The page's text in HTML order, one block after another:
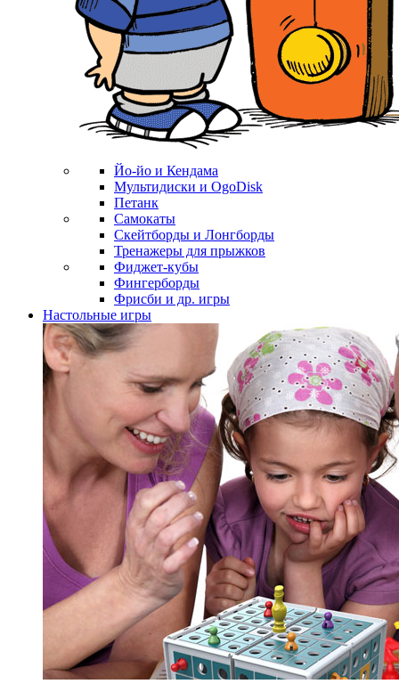
Йо-йо и Кендама
Мультидиски и OgoDisk
Петанк
Самокаты
Скейтборды и Лонгборды
Тренажеры для прыжков
Фиджет-кубы
Фингерборды
Фрисби и др. игры
Настольные игры